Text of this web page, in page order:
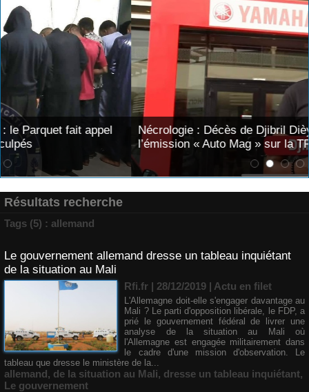
Nécrologie : Décès de Djibril Dièye, animateur de
l’émission « Auto Mag » sur la TFM
Résultats recherche
Tags (5) : allemand
Le gouvernement allemand dresse un tableau inquiétant
de la situation au Mali
Rfi.fr | 28/12/2019 | Actu en filet
L'Allemagne doit-elle s'engager davantage au
Mali ? Le parti d'opposition libérale, le FDP, a
prié le gouvernement fédéral de livrer une
analyse de la situation au Mali où
l'Allemagne est engagée militairement dans
le cadre d'une mission d'observation. Le
tableau que dresse le ministère de la...
allemand, de la situation au Mali, dresse un tableau inquiétant,
Le gouvernement